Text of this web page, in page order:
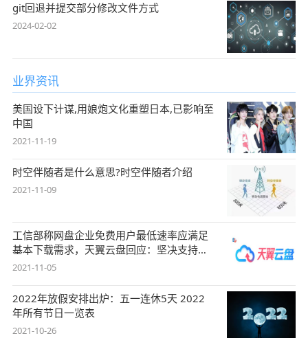
git回退并提交部分修改文件方式
2024-02-02
业界资讯
美国设下计谋,用娘炮文化重塑日本,已影响至
中国
2021-11-19
时空伴随者是什么意思?时空伴随者介绍
2021-11-09
工信部称网盘企业免费用户最低速率应满足
基本下载需求，天翼云盘回应：坚决支持，
始终
2021-11-05
2022年放假安排出炉：五一连休5天 2022
年所有节日一览表
2021-10-26